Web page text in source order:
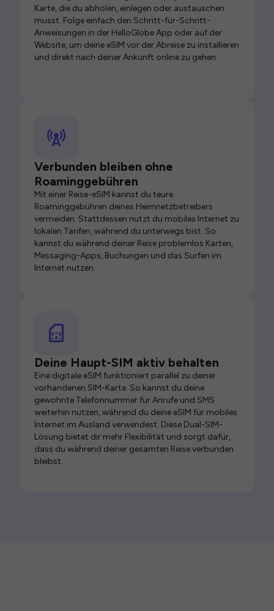
Karte, die du abholen, einlegen oder austauschen
musst. Folge einfach den Schritt-für-Schritt-
Anweisungen in der HelloGlobe App oder auf der
Website, um deine eSIM vor der Abreise zu installieren
und direkt nach deiner Ankunft online zu gehen.
Verbunden bleiben ohne
Roaminggebühren
Mit einer Reise-eSIM kannst du teure
Roaminggebühren deines Heimnetzbetreibers
vermeiden. Stattdessen nutzt du mobiles Internet zu
lokalen Tarifen, während du unterwegs bist. So
kannst du während deiner Reise problemlos Karten,
Messaging-Apps, Buchungen und das Surfen im
Internet nutzen.
Deine Haupt-SIM aktiv behalten
Eine digitale eSIM funktioniert parallel zu deiner
vorhandenen SIM-Karte. So kannst du deine
gewohnte Telefonnummer für Anrufe und SMS
weiterhin nutzen, während du deine eSIM für mobiles
Internet im Ausland verwendest. Diese Dual-SIM-
Lösung bietet dir mehr Flexibilität und sorgt dafür,
dass du während deiner gesamten Reise verbunden
bleibst.